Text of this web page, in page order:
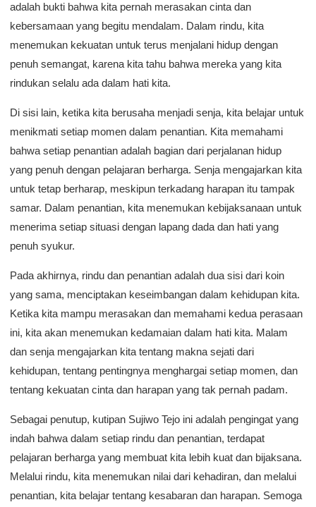
adalah bukti bahwa kita pernah merasakan cinta dan
kebersamaan yang begitu mendalam. Dalam rindu, kita
menemukan kekuatan untuk terus menjalani hidup dengan
penuh semangat, karena kita tahu bahwa mereka yang kita
rindukan selalu ada dalam hati kita.
Di sisi lain, ketika kita berusaha menjadi senja, kita belajar untuk
menikmati setiap momen dalam penantian. Kita memahami
bahwa setiap penantian adalah bagian dari perjalanan hidup
yang penuh dengan pelajaran berharga. Senja mengajarkan kita
untuk tetap berharap, meskipun terkadang harapan itu tampak
samar. Dalam penantian, kita menemukan kebijaksanaan untuk
menerima setiap situasi dengan lapang dada dan hati yang
penuh syukur.
Pada akhirnya, rindu dan penantian adalah dua sisi dari koin
yang sama, menciptakan keseimbangan dalam kehidupan kita.
Ketika kita mampu merasakan dan memahami kedua perasaan
ini, kita akan menemukan kedamaian dalam hati kita. Malam
dan senja mengajarkan kita tentang makna sejati dari
kehidupan, tentang pentingnya menghargai setiap momen, dan
tentang kekuatan cinta dan harapan yang tak pernah padam.
Sebagai penutup, kutipan Sujiwo Tejo ini adalah pengingat yang
indah bahwa dalam setiap rindu dan penantian, terdapat
pelajaran berharga yang membuat kita lebih kuat dan bijaksana.
Melalui rindu, kita menemukan nilai dari kehadiran, dan melalui
penantian, kita belajar tentang kesabaran dan harapan. Semoga